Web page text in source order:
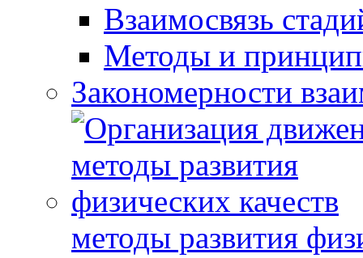
Взаимосвязь
Методы и
Закономерности
методы развития